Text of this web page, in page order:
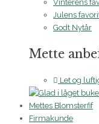
Vinterens
Julens
Godt Nytår
Mette
Let og
Mettes Blomsterfif
Firmakunde